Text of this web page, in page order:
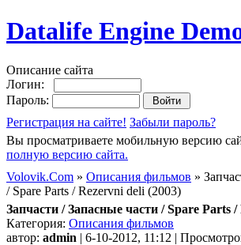
Datalife Engine
Описание сайта
Логин:
Пароль:
Регистрация на сайте! Забыли пароль?
Вы просматриваете мобильную версию
полную версию сайта.
Volovik.Com » Описания фильмов »
/ Spare Parts / Rezervni deli (2003)
Запчасти / Запасные части / Spare Parts
Категория: Описания фильмов
автор: admin | 6-10-2012, 11:12 |